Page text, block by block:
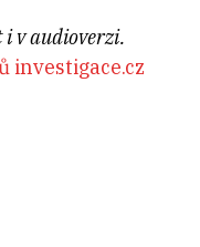
i v audioverzi.
investigace.cz